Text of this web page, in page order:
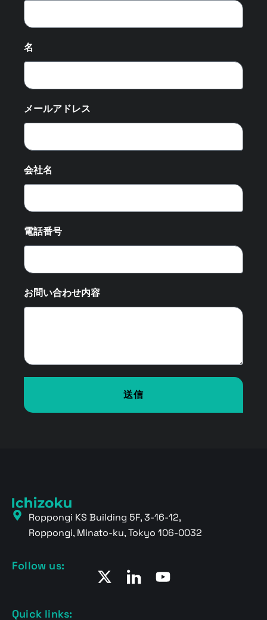
名
メールアドレス
会社名
電話番号
お問い合わせ内容
送信
Roppongi KS Building 5F, 3-16-12,
Roppongi, Minato-ku, Tokyo 106-0032
Quick links:
Follow us: